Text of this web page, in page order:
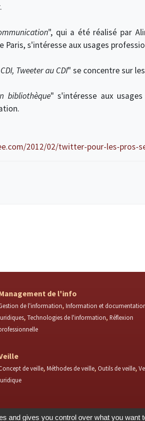
", qui a été réalisé par
s'intéresse aux usages
Tweeter au CDI" se concentre sur
bibliothèque" s'intéresse aux
2012/02/twitter-pour-les-pros-
de l'info
de l'information Information et
Technologies de l'information Réflexion
de veille Méthodes de veille Outils de veille
and gives you control over what you want